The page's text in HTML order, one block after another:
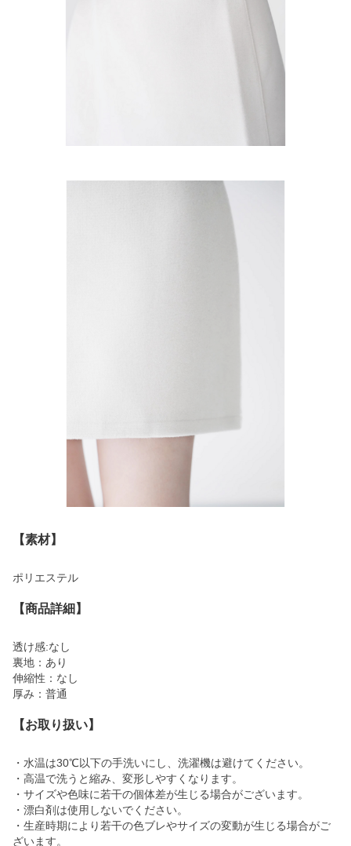
【素材】
ポリエステル
【商品詳細】
透け感:なし
裏地：あり
伸縮性：なし
厚み：普通
【お取り扱い】
・水温は30℃以下の手洗いにし、洗濯機は避けてください。
・高温で洗うと縮み、変形しやすくなります。
・サイズや色味に若干の個体差が生じる場合がございます。
・漂白剤は使用しないでください。
・生産時期により若干の色ブレやサイズの変動が生じる場合がご
ざいます。